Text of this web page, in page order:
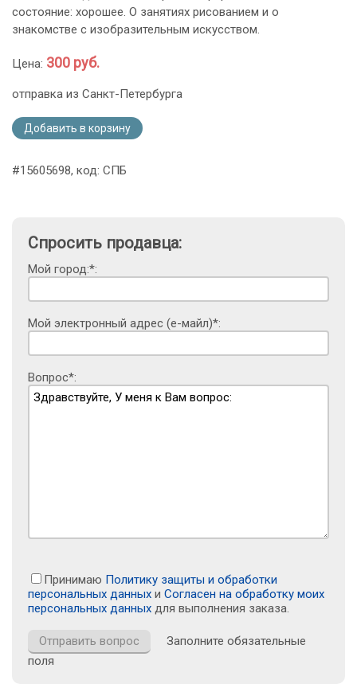
состояние: хорошее. О занятиях рисованием и о
знакомстве с изобразительным искусством.
Цена: 300 руб.
отправка из Санкт-Петербурга
Добавить в корзину
#15605698, код: СПБ
Спросить продавца:
Мой город:*:
Мой электронный адрес (е-майл)*:
Вопрос*:
Принимаю Политику защиты и обработки
персональных данных и Согласен на обработку моих
персональных данных для выполнения заказа.
Заполните обязательные
поля